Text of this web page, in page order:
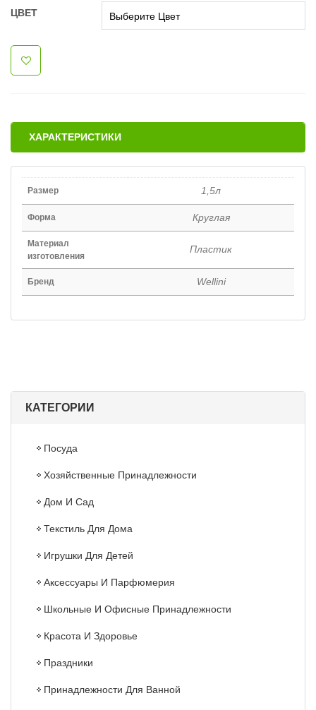
КАТЕГОРИИ
Посуда
Хозяйственные Принадлежности
Дом И Сад
Текстиль Для Дома
Игрушки Для Детей
Аксессуары И Парфюмерия
Школьные И Офисные Принадлежности
Красота И Здоровье
Праздники
Принадлежности Для Ванной
ЦВЕТ
ХАРАКТЕРИСТИКИ
Размер 1,5л
Форма Круглая
Материал
изготовления
Пластик
Бренд Wellini